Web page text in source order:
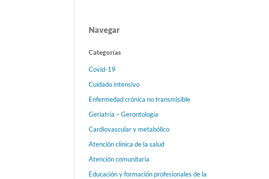
Navegar
Categorías
Covid-19
Cuidado intensivo
Enfermedad crónica no transmisible
Geriatría – Gerontología
Cardiovascular y metabólico
Atención clínica de la salud
Atención comunitaria
Educación y formación profesionales de la